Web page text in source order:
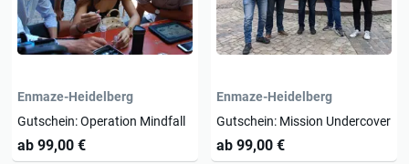
Enmaze-Heidelberg
Gutschein: Operation Mindfall
ab 99,00 €
Enmaze-Heidelberg
Gutschein: Mission Undercover
ab 99,00 €